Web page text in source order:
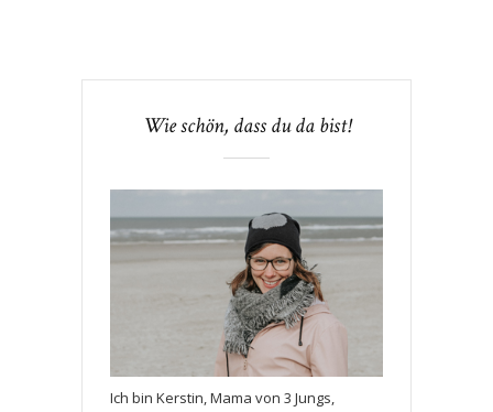
Wie schön, dass du da bist!
Ich bin Kerstin, Mama von 3 Jungs,